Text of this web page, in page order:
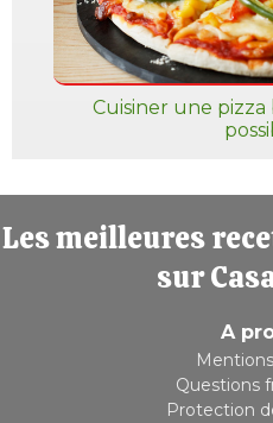
Cuisiner une pizza
Les meilleures
sur
A
Questions
Protection